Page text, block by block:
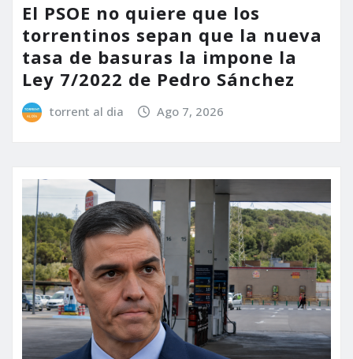
El PSOE no quiere que los
torrentinos sepan que la nueva
tasa de basuras la impone la
Ley 7/2022 de Pedro Sánchez
torrent al dia Ago 7, 2026